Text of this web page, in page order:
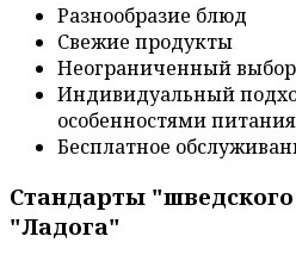
Разнообразие блюд
Свежие продукты
Неограниченный
Индивидуальный
особенностями питания
Бесплатное
Стандарты "шведского
"Ладога"